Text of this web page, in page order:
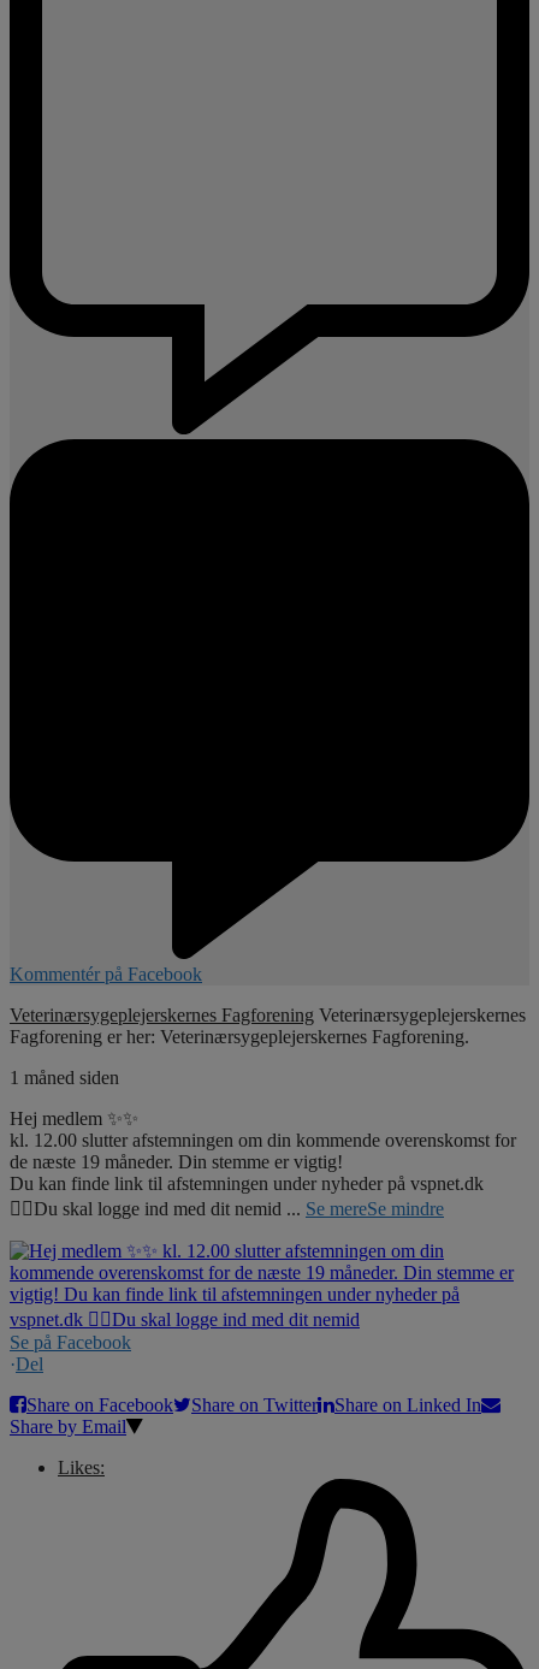
Kommentér på Facebook
Veterinærsygeplejerskernes Fagforening Veterinærsygeplejerskernes
Fagforening er her: Veterinærsygeplejerskernes Fagforening.
1 måned siden
Hej medlem ✨✨
kl. 12.00 slutter afstemningen om din kommende overenskomst for
de næste 19 måneder. Din stemme er vigtig!
Du kan finde link til afstemningen under nyheder på vspnet.dk
☝🏼Du skal logge ind med dit nemid ... Se mereSe mindre
Se på Facebook
·Del
Share on Facebook
Share on Twitter
Share on Linked In
Share by Email
Likes: